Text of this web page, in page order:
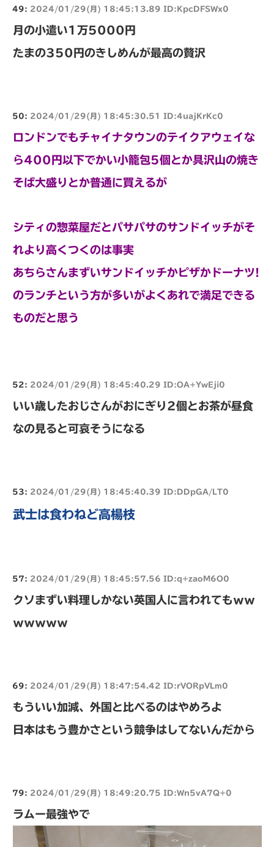
49: 2024/01/29(月) 18:45:13.89 ID:KpcDFSWx0
月の小遣い1万5000円
たまの350円のきしめんが最高の贅沢
50: 2024/01/29(月) 18:45:30.51 ID:4uajKrKc0
ロンドンでもチャイナタウンのテイクアウェイな
ら400円以下でかい小籠包5個とか具沢山の焼き
そば大盛りとか普通に買えるが
シティの惣菜屋だとパサパサのサンドイッチがそ
れより高くつくのは事実
あちらさんまずいサンドイッチかピザかドーナツ!
のランチという方が多いがよくあれで満足できる
ものだと思う
52: 2024/01/29(月) 18:45:40.29 ID:OA+YwEji0
いい歳したおじさんがおにぎり2個とお茶が昼食
なの見ると可哀そうになる
53: 2024/01/29(月) 18:45:40.39 ID:DDpGA/LT0
武士は食わねど高楊枝
57: 2024/01/29(月) 18:45:57.56 ID:q+zaoM6O0
クソまずい料理しかない英国人に言われてもｗｗ
ｗｗｗｗｗ
69: 2024/01/29(月) 18:47:54.42 ID:rVORpVLm0
もういい加減、外国と比べるのはやめろよ
日本はもう豊かさという競争はしてないんだから
79: 2024/01/29(月) 18:49:20.75 ID:Wn5vA7Q+0
ラムー最強やで